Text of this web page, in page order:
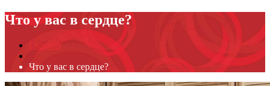
Что у вас в сердце?
Главная
Что у вас в сердце?